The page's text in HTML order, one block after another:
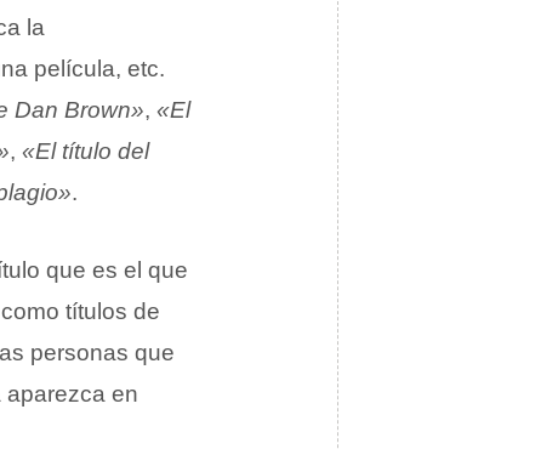
la
película, etc.
Dan Brown», «El
, «El título del
.
que es el que
títulos de
personas que
aparezca en